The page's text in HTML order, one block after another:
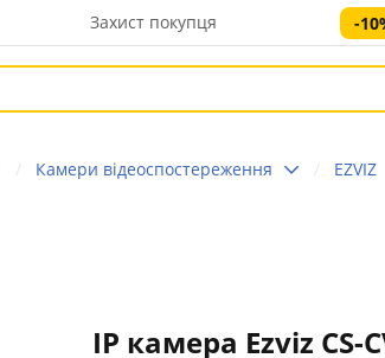
Захист покупця -
Камери відеоспостереження EZVIZ
IP камера Ezviz CS-